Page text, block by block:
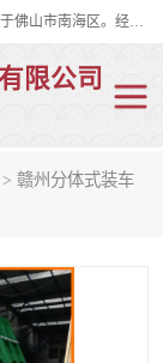
佛山市皇加力机械设备有限公司成立于2017年，注册地位于佛山市南海区。经营范围包括：其他机械设备及电子产品批发、电气设备批发、贸易代理、五金产品批发等；主要产品有：移动式登车桥、叉车装卸货平台、移动式升降机、升降货梯、油桶夹具、电动堆高车。
限公司
> 赣州分体式装车